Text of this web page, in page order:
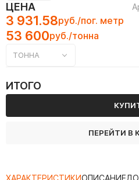
ЦЕНА
3 931.58руб./пог. метр
53 600руб./тонна
ТОННА
ИТОГО
ПЕРЕЙТИ В